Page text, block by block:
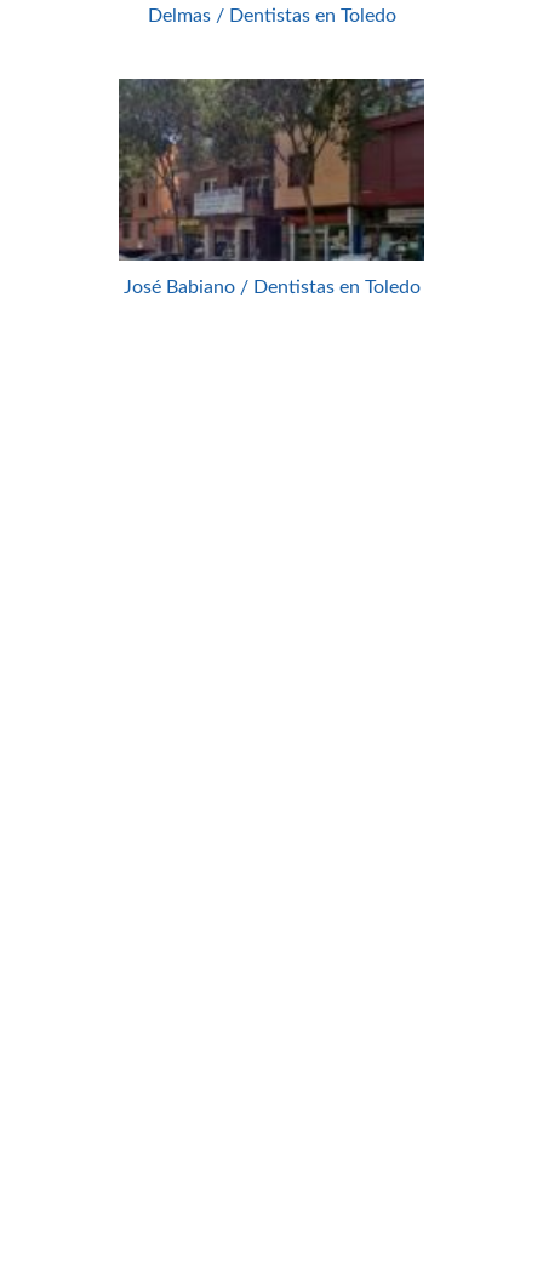
Delmas / Dentistas en Toledo
José Babiano / Dentistas en Toledo